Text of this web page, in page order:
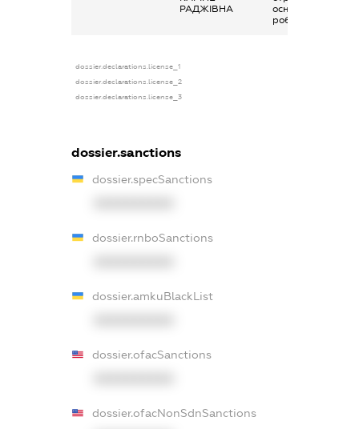
РАДЖІВНА
основним місцем
роботи
dossier.declarations.license_1
dossier.declarations.license_2
dossier.declarations.license_3
dossier.sanctions
dossier.specSanctions
dossier.rnboSanctions
dossier.amkuBlackList
dossier.ofacSanctions
dossier.ofacNonSdnSanctions